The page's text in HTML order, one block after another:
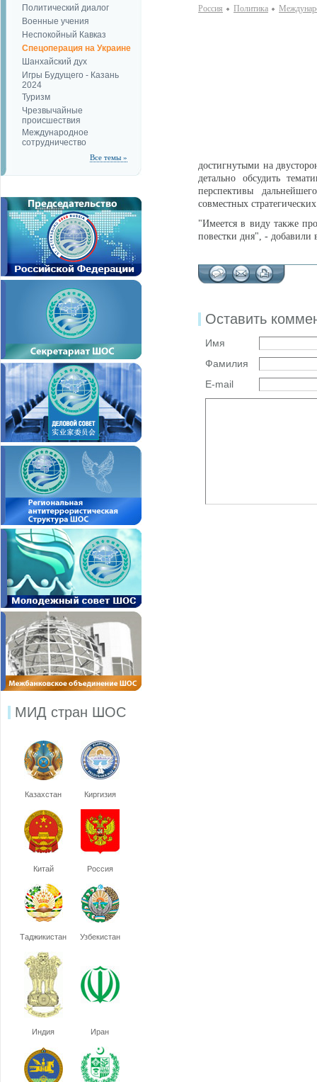
Политический диалог
Военные учения
Неспокойный Кавказ
Спецоперация на Украине
Шанхайский дух
Игры Будущего - Казань
2024
Туризм
Чрезвычайные
происшествия
Международное
сотрудничество
Все темы »
МИД стран ШОС
Казахстан Киргизия
Китай Россия
Таджикистан Узбекистан
Индия Иран
Россия Политика
достигнутыми на
детально обсудить
перспективы
совместных
"Имеется в виду также
повестки дня", - добавили
Оставить
Имя
Фамилия
E-mail